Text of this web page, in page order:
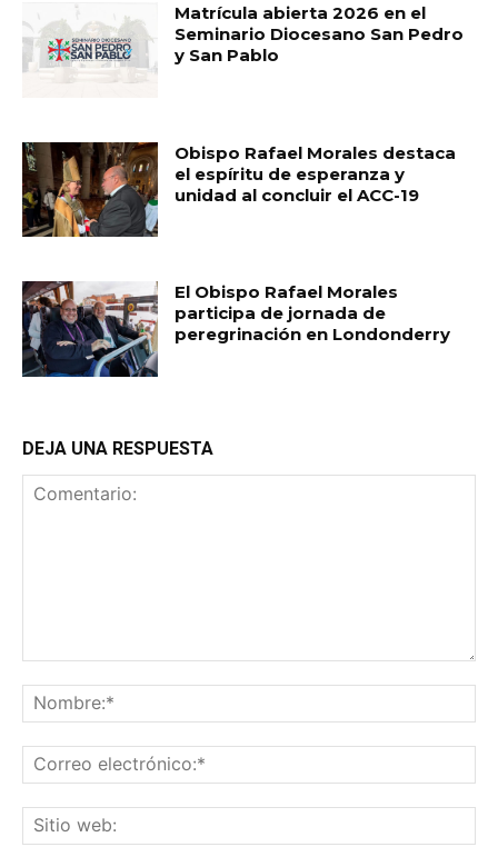
Matrícula abierta 2026 en el
Seminario Diocesano San Pedro
y San Pablo
Obispo Rafael Morales destaca
el espíritu de esperanza y
unidad al concluir el ACC-19
El Obispo Rafael Morales
participa de jornada de
peregrinación en Londonderry
DEJA UNA RESPUESTA